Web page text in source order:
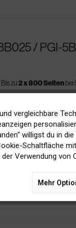
/ PGI-
Bis zu2 x 800 Seitenbei
/ PGI-
505 Seitenbei 5%
vergleichbare
willigst du in
Schaltfläche
Verwendung von
Mehr